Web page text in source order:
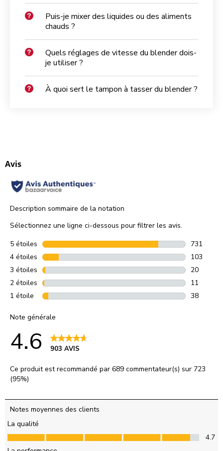
Puis-je mixer des liquides ou des aliments
chauds ?
Quels réglages de vitesse du blender dois-
je utiliser ?
À quoi sert le tampon à tasser du blender ?